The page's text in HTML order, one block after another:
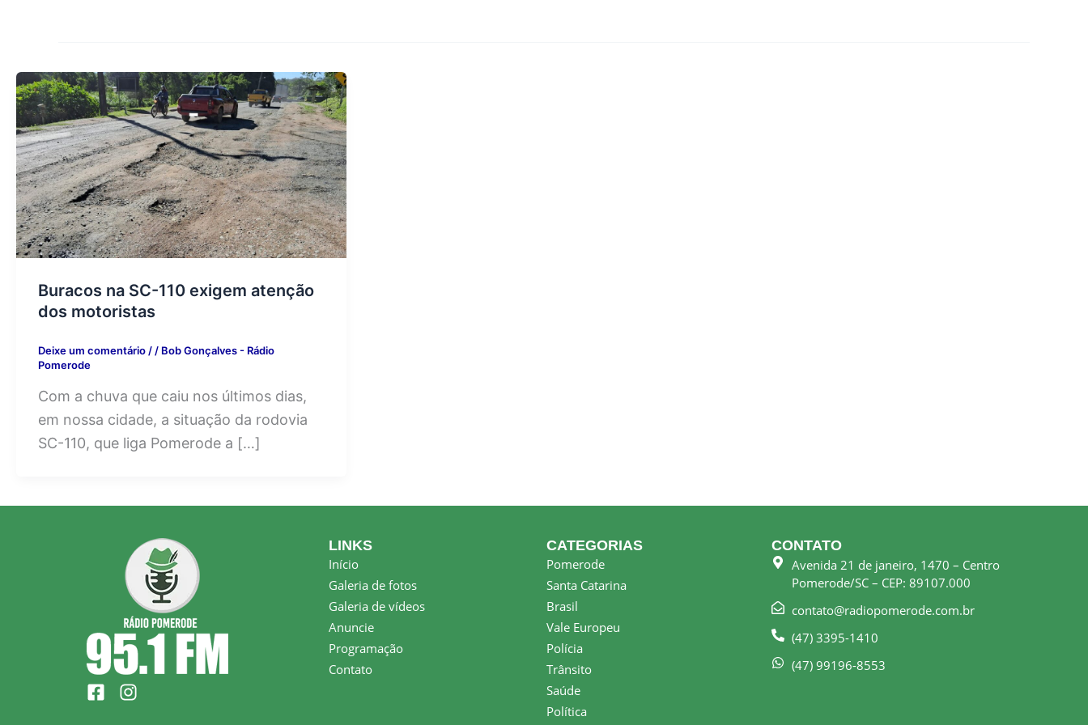
Buracos na SC-110 exigem atenção
dos motoristas
Deixe um comentário / / Bob Gonçalves - Rádio
Pomerode
Com a chuva que caiu nos últimos dias,
em nossa cidade, a situação da rodovia
SC-110, que liga Pomerode a […]
F
a
I
n
LINKS
Início
Galeria de fotos
Galeria de vídeos
Anuncie
Programação
Contato
CATEGORIAS
Pomerode
Santa Catarina
Brasil
Vale Europeu
Polícia
Trânsito
Saúde
Política
CONTATO
Avenida 21 de janeiro, 1470 – Centro
Pomerode/SC – CEP: 89107.000
contato@radiopomerode.com.br
(47) 3395-1410
(47) 99196-8553